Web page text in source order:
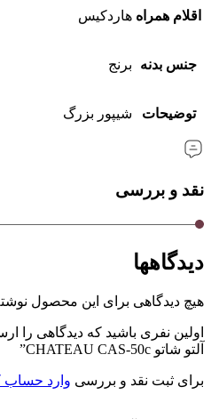
اقلام همراه هاردکیس
جنس بدنه برنج
توضیحات شیپور بزرگ
نقد و بررسی
دیدگاهها
هیچ دیدگاهی برای این محصول
اولین نفری باشید که دیدگاهی را
آلتو شاتو CHATEAU CAS-50c”
برای ثبت نقد و بررسی وارد حساب